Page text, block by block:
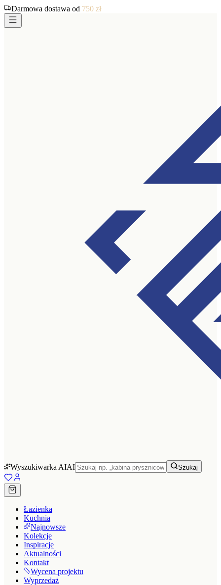
Darmowa dostawa od 750 zł
Wyszukiwarka AIAI Szukaj
Łazienka
Kuchnia
Najnowsze
Kolekcje
Inspiracje
Aktualności
Kontakt
Wycena projektu
Wyprzedaż